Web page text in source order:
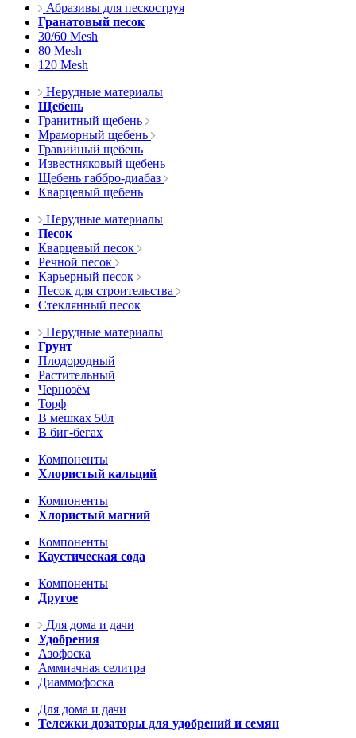
Абразивы для пескоструя
Гранатовый песок
30/60 Mesh
80 Mesh
120 Mesh
Нерудные материалы
Щебень
Гранитный щебень
Мраморный щебень
Гравийный щебень
Известняковый щебень
Щебень габбро-диабаз
Кварцевый щебень
Нерудные материалы
Песок
Кварцевый песок
Речной песок
Карьерный песок
Песок для строительства
Стеклянный песок
Нерудные материалы
Грунт
Плодородный
Растительный
Чернозём
Торф
В мешках 50л
В биг-бегах
Компоненты
Хлористый кальций
Компоненты
Хлористый магний
Компоненты
Каустическая сода
Компоненты
Другое
Для дома и дачи
Удобрения
Азофоска
Аммиачная селитра
Диаммофоска
Для дома и дачи
Тележки дозаторы для удобрений и семян